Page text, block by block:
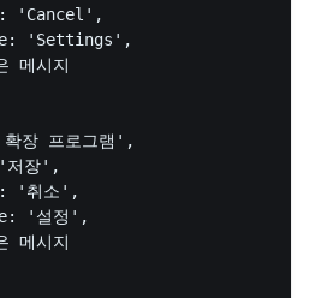
'Cancel',
'Settings',
메시지
장 프로그램',
장',
'취소',
'설정',
메시지